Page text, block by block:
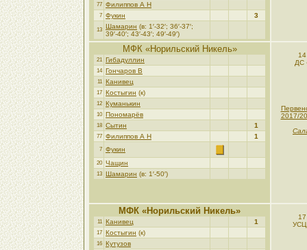
77 Филиппов А Н
7 Фукин 3
13 Шамарин (в: 1′-32′; 36′-37′;
39′-40′; 43′-43′; 49′-49′)
МФК «Норильский Никель»
21 Гибадуллин
14 Гончаров В
11 Канивец
17 Костыгин (к)
12 Куманькин
10 Пономарёв
18 Сытин 1
77 Филиппов А Н 1
7 Фукин
20 Чащин
13 Шамарин (в: 1′-50′)
ДС
2017/
МФК «Норильский Никель»
11 Канивец 1
17 Костыгин (к)
16 Кутузов
УСЦ